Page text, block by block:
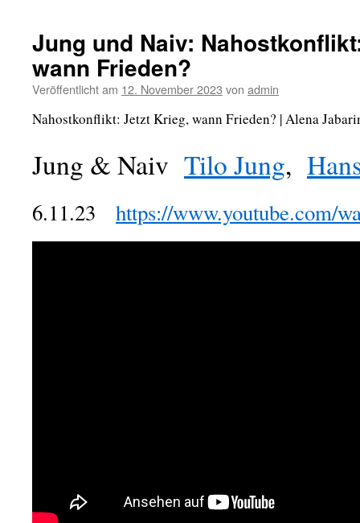
Jung und Naiv:
wann Frieden?
Veröffentlicht am 12. November 2023 von admin
Nahostkonflikt: Jetzt Krieg, wann Frieden? | Alena
Jung & Naiv Tilo Jung,
6.11.23 https://www.youtube.com/